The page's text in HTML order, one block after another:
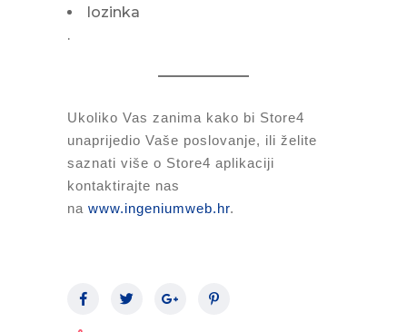
lozinka
.
Ukoliko Vas zanima kako bi Store4
unaprijedio Vaše poslovanje, ili želite
saznati više o Store4 aplikaciji
kontaktirajte nas
na www.ingeniumweb.hr.